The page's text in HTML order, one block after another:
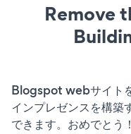
Remove
Blogspot webサイト
インプレゼンスを構築
できます。おめでとう！